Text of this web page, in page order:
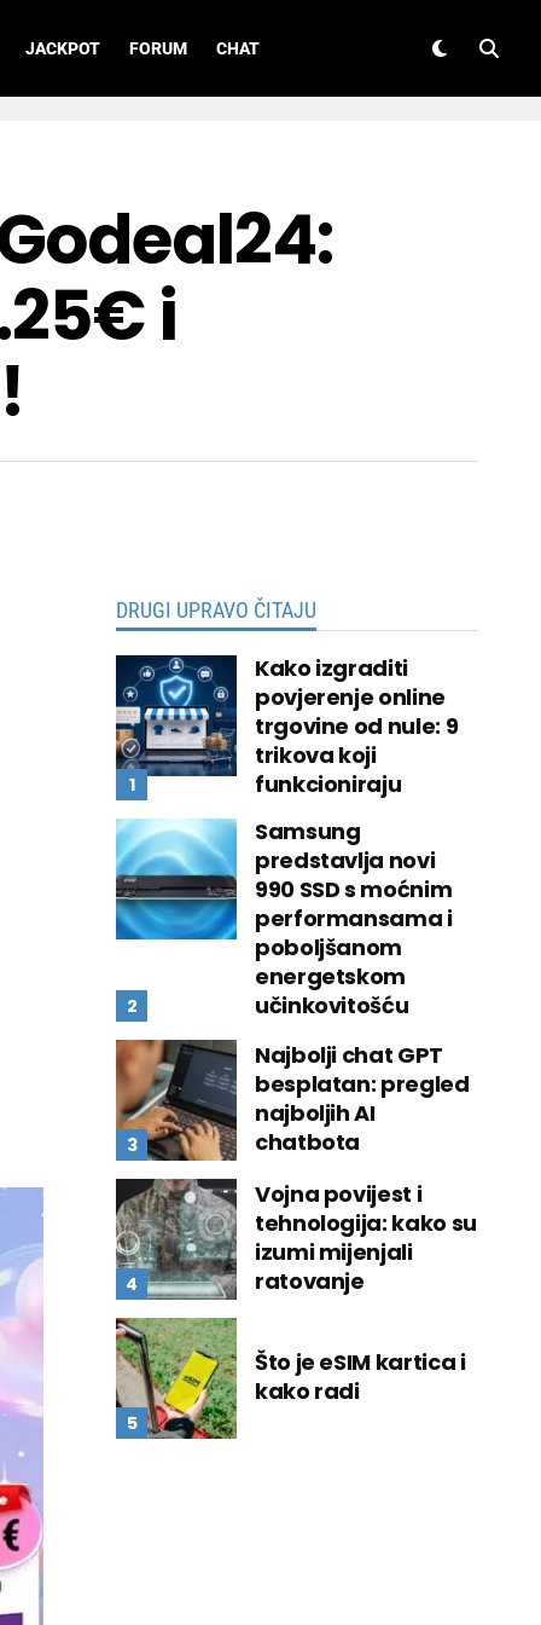
JACKPOT FORUM CHAT
i
DRUGI UPRAVO ČITAJU
Kako izgraditi
povjerenje online
trgovine od nule: 9
trikova koji
funkcioniraju
Samsung
predstavlja novi
990 SSD s moćnim
performansama i
poboljšanom
energetskom
učinkovitošću
Najbolji chat GPT
besplatan: pregled
najboljih AI
chatbota
Vojna povijest i
tehnologija: kako su
izumi mijenjali
ratovanje
Što je eSIM kartica i
kako radi